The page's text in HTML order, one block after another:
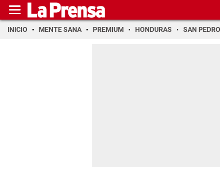
INICIO MENTE SANA PREMIUM HONDURAS SAN PEDRO